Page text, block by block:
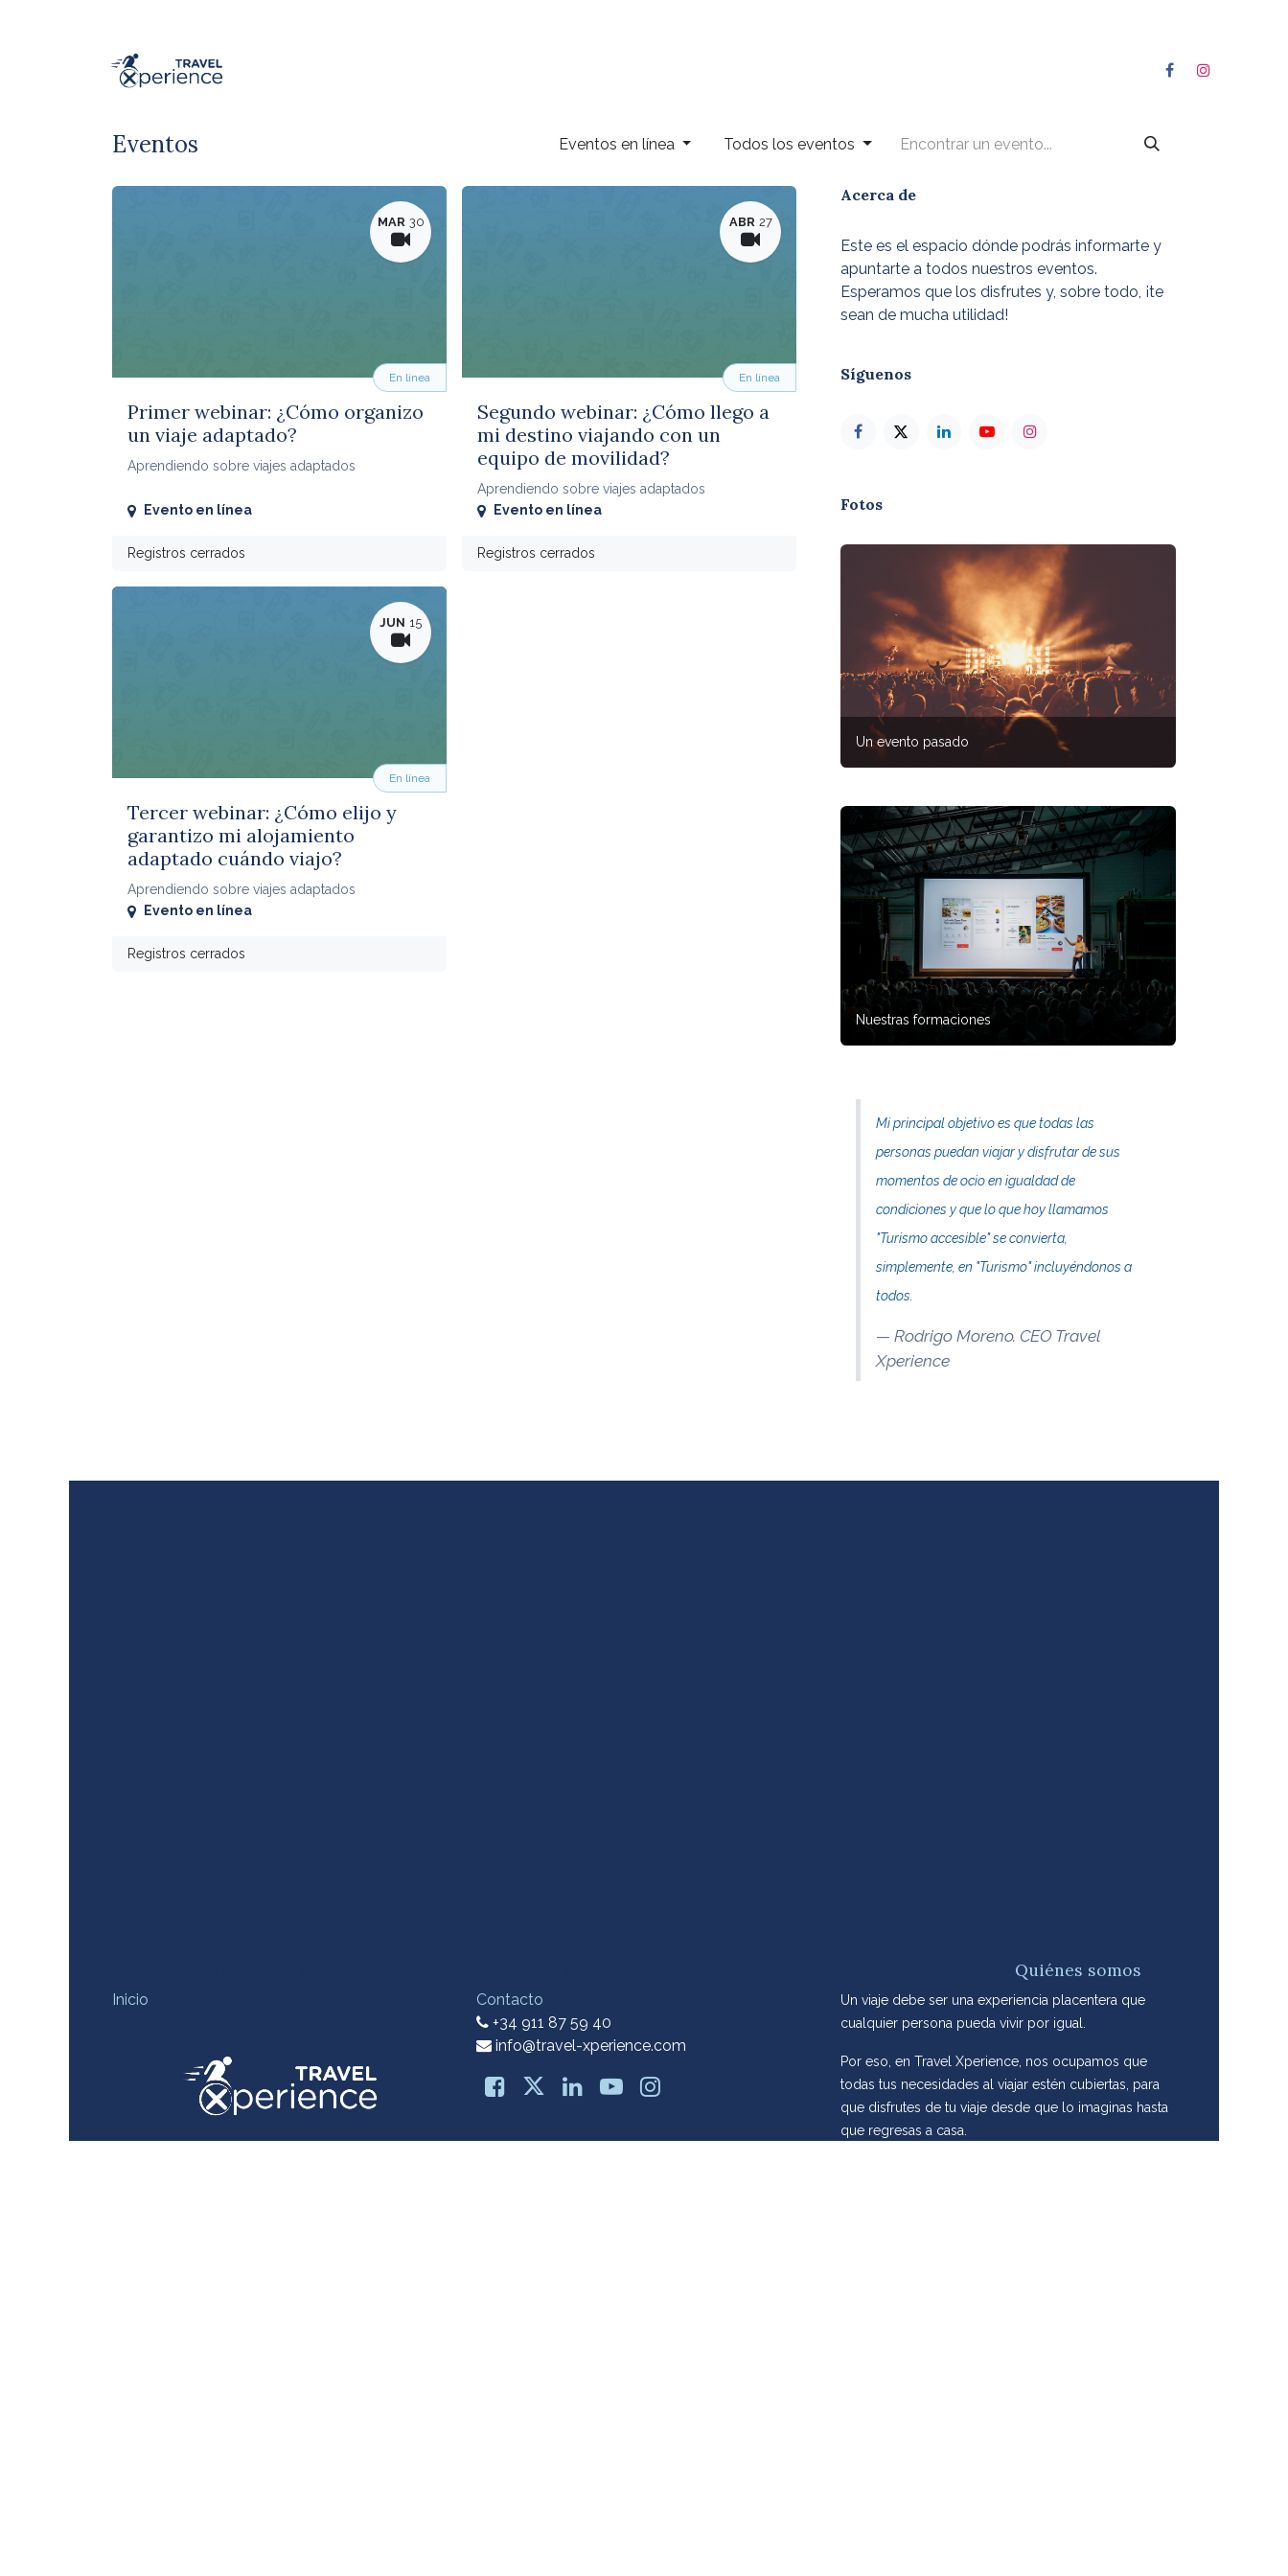
Eventos Eventos en línea Todos los eventos
MAR 30
Primer webinar: ¿Cómo organizo
un viaje adaptado?
Aprendiendo sobre viajes adaptados
En línea
Evento en línea
Registros cerrados
ABR 27
Segundo webinar: ¿Cómo llego a
mi destino viajando con un
equipo de movilidad?
Aprendiendo sobre viajes adaptados
En línea
Evento en línea
Registros cerrados
JUN 15
Tercer webinar: ¿Cómo elijo y
garantizo mi alojamiento
adaptado cuándo viajo?
Aprendiendo sobre viajes adaptados
En línea
Evento en línea
Registros cerrados
Acerca de
Este es el espacio dónde podrás informarte y
apuntarte a todos nuestros eventos.
Esperamos que los disfrutes y, sobre todo, ¡te
sean de mucha utilidad!
Síguenos
Fotos
Un evento pasado
Nuestras formaciones
Mi principal objetivo es que todas las
personas puedan viajar y disfrutar de sus
momentos de ocio en igualdad de
condiciones y que lo que hoy llamamos
"Turismo accesible" se convierta,
simplemente, en "Turismo" incluyéndonos a
todos.
Rodrigo Moreno. CEO Travel
Xperience
Inicio
Contacto
+34 911 87 59 40
info@travel-xperience.com
Quiénes somos
Un viaje debe ser una experiencia placentera que
cualquier persona pueda vivir por igual.
Por eso, en Travel Xperience, nos ocupamos que
todas tus necesidades al viajar estén cubiertas, para
que disfrutes de tu viaje desde que lo imaginas hasta
que regresas a casa.